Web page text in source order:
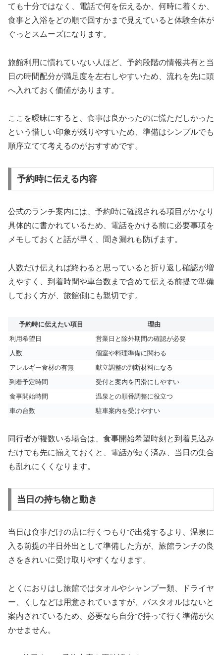
ても十分ではなく、電話で何を伝えるか、何時に着くか、
食事と入浴をどの順で回すかまで見えていると体験全体が
ぐっとスムーズになります。
旅館利用に慣れていない人ほど、予約段階の情報共有と当
日の時間配分が満足度を左右しやすいため、流れを先に頭
へ入れておく価値があります。
ここを曖昧にすると、食事は良かったのに慌ただしかった
という惜しい印象が残りやすいため、準備はシンプルでも
順序立てて考えるのがおすすめです。
予約時に伝える内容
公式のランチ案内には、予約時に確認される項目がかなり
具体的に書かれているため、電話をかける前に必要事項を
メモしておくと話が早く、聞き漏れも防げます。
人数だけ伝えれば終わると思っていると折り返し確認が増
えやすく、到着時間や車台数まで含めて伝える前提で準備
しておく方が、旅館側にも親切です。
予約時に伝えたい項目
理由
利用希望日
営業日と除外期間の確認が必要
人数
個室や料理準備に関わる
アレルギー食材の有無
献立調整の判断材料になる
到着予定時間
受付と案内を円滑にしやすい
食事開始時間
温泉との順番調整に役立つ
車の台数
駐車案内を受けやすい
同行者が複数いる場合は、食事開始希望時刻と到着見込み
だけでも先に揃えておくと、電話が短く済み、当日の集合
も乱れにくくなります。
当日の持ち物と動き
当日は食事だけの店に行くつもりで出発するより、温泉に
入る前提の半日外出として準備した方が、旅館ランチの良
さをきれいに受け取りやすくなります。
とくにおりはし旅館ではタオルやシャンプー類、ドライヤ
ー、くしなどは用意されていますが、バスタオルはないと
案内されているため、必要なら自分で持って行く準備が欠
かせません。